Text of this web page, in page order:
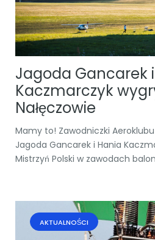
Jagoda Gancarek
Kaczmarczyk
Nałęczowie
Mamy to! Zawodniczki
Jagoda Gancarek i Hania
Mistrzyń Polski w zawodach
AKTUALNOŚCI